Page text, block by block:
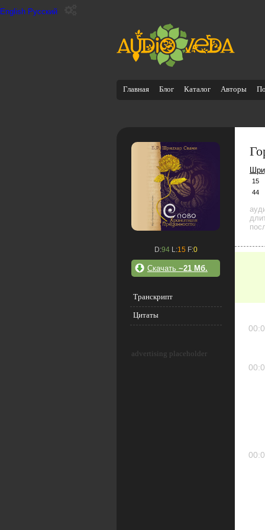
English Русский
Главная Блог Каталог Авторы
D:94L:15 F:0
Скачать ~21 Мб.
Транскрипт
Цитаты
advertising placeholder
15
44